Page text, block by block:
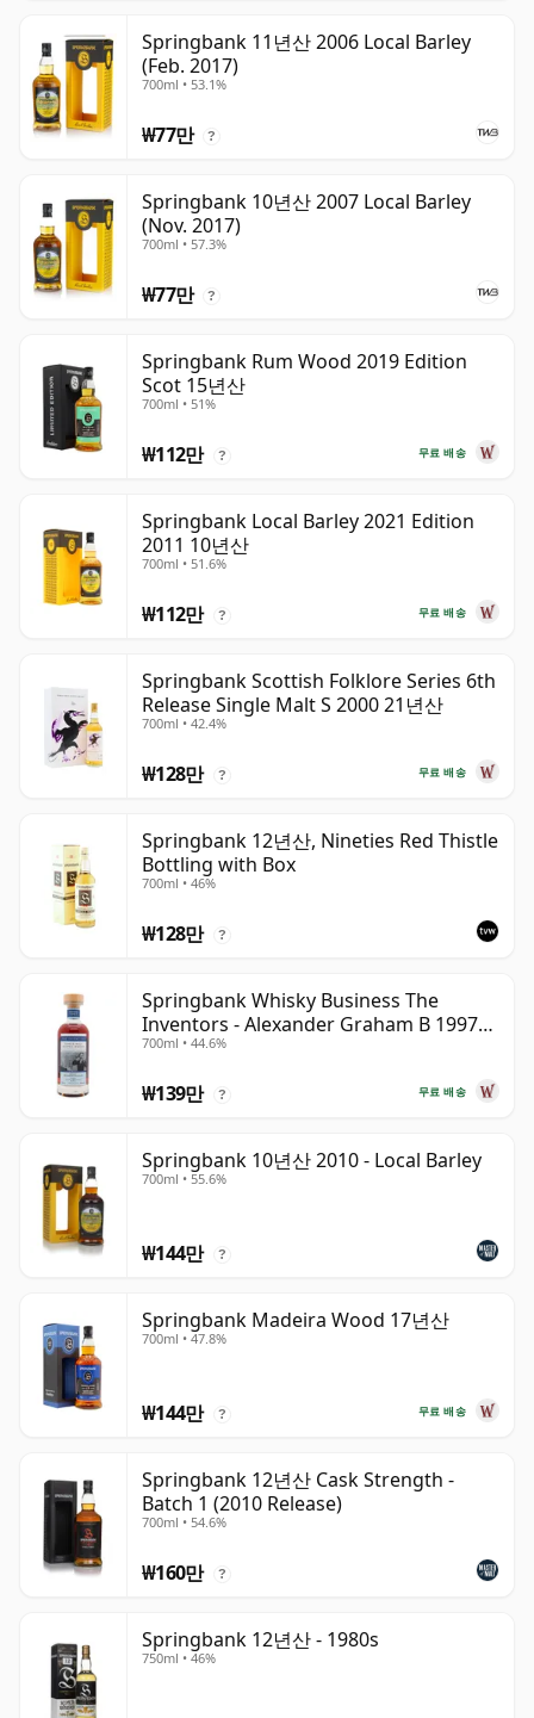
Springbank 11년산 2006 Local Barley
(Feb. 2017)
700ml • 53.1%
₩77만 ?
Springbank 10년산 2007 Local Barley
(Nov. 2017)
700ml • 57.3%
₩77만 ?
Springbank Rum Wood 2019 Edition
Scot 15년산
700ml • 51%
무료 배송
₩112만 ?
Springbank Local Barley 2021 Edition
2011 10년산
700ml • 51.6%
무료 배송
₩112만 ?
Springbank Scottish Folklore Series 6th
Release Single Malt S 2000 21년산
700ml • 42.4%
무료 배송
₩128만 ?
Springbank 12년산, Nineties Red Thistle
Bottling with Box
700ml • 46%
₩128만 ?
Springbank Whisky Business The
Inventors - Alexander Graham B 1997
28년산
700ml • 44.6%
무료 배송
₩139만 ?
Springbank 10년산 2010 - Local Barley
700ml • 55.6%
₩144만 ?
Springbank Madeira Wood 17년산
700ml • 47.8%
무료 배송
₩144만 ?
Springbank 12년산 Cask Strength -
Batch 1 (2010 Release)
700ml • 54.6%
₩160만 ?
Springbank 12년산 - 1980s
750ml • 46%